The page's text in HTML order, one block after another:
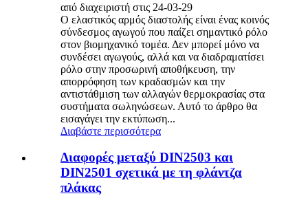
από διαχειριστή στις 24-03-29
Ο ελαστικός αρμός διαστολής είναι ένας κοινός
σύνδεσμος αγωγού που παίζει σημαντικό ρόλο
στον βιομηχανικό τομέα. Δεν μπορεί μόνο να
συνδέσει αγωγούς, αλλά και να διαδραματίσει
ρόλο στην προσωρινή αποθήκευση, την
απορρόφηση των κραδασμών και την
αντιστάθμιση των αλλαγών θερμοκρασίας στα
συστήματα σωληνώσεων. Αυτό το άρθρο θα
εισαγάγει την εκτύπωση...
Διαβάστε περισσότερα
Διαφορές μεταξύ DIN2503 και
DIN2501 σχετικά με τη φλάντζα
πλάκας